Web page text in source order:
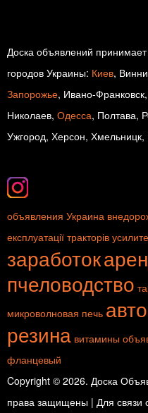
Доска объявлений
городов Украины: Киев,
Запорожье, Ивано-
Николаев, Одесса, Полтава,
Ужгород, Херсон,
объявления Украина
експлуатації тракторів
заработок
пчеловодство
микроволновая печь
резина витамины
фланцевый
Copyright © 2026. Доска
права защищены | Для связи